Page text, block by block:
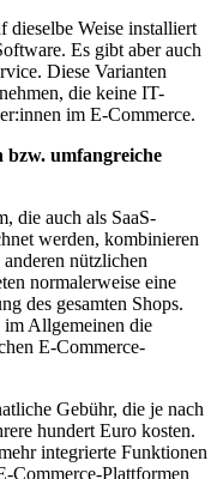
dieselbe Weise installiert
Es gibt aber auch
Diese Varianten
die keine IT-
im E-Commerce.
bzw. umfangreiche
die auch als SaaS-
werden, kombinieren
nützlichen
normalerweise eine
des gesamten Shops.
im Allgemeinen die
E-Commerce-
Gebühr, die je nach
hundert Euro kosten.
integrierte Funktionen
Commerce-Plattformen